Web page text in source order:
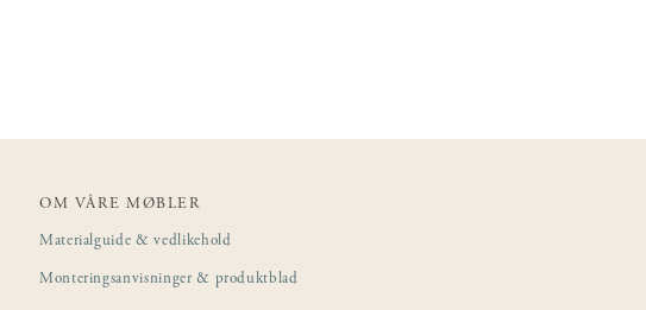
OM VÅRE MØBLER
Materialguide & vedlikehold
Monteringsanvisninger & produktblad